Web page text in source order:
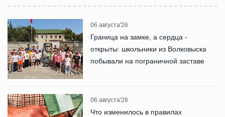
06 августа'26
Граница на замке, а сердца -
открыты: школьники из Волковыска
побывали на пограничной заставе
06 августа'26
Что изменилось в правилах